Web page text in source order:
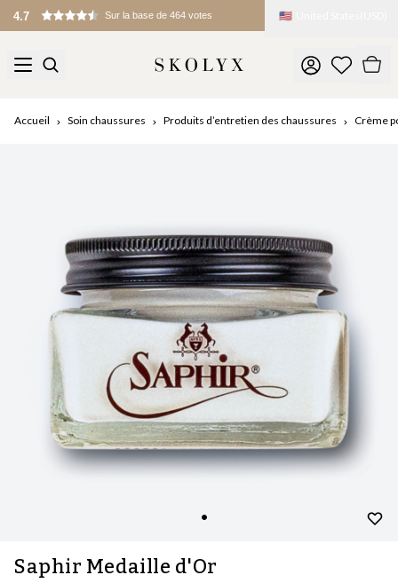
Droits de douane et frais à l’importation appliqués à l’arrivée
🇺🇸
Accueil Soin chaussures Produits d’entretien des chaussures Crème
Saphir Medaille d'Or